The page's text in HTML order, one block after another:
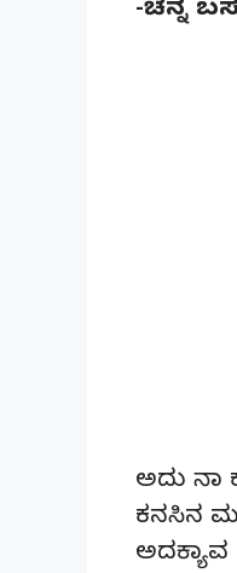
-ಚೆನ್ನ
ಅದು ನಾ
ಕನಸಿನ
ಅದಕ್ಯಾವ